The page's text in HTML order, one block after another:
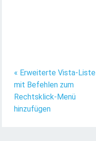
« Erweiterte Vista-Liste
mit Befehlen zum
Rechtsklick-Menü
hinzufügen